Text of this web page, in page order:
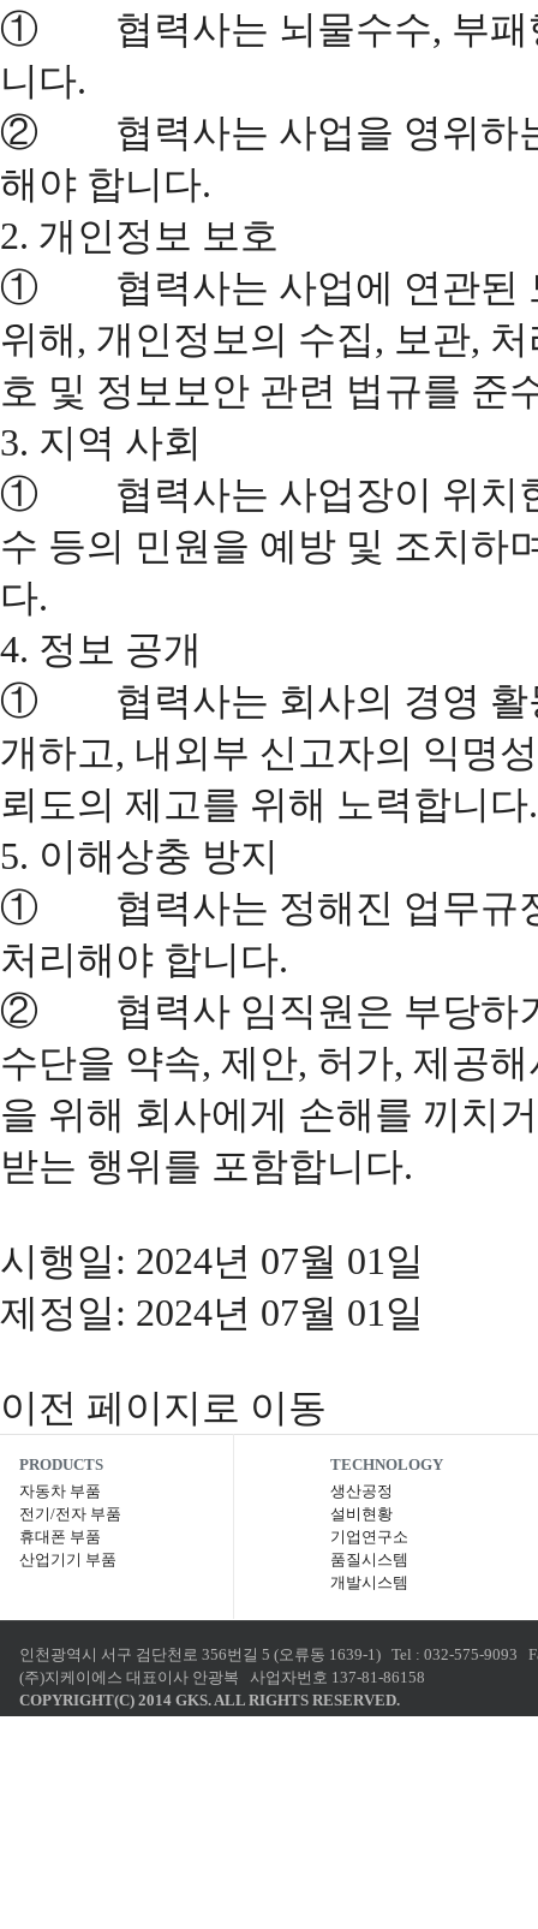
① 협력사는 뇌물수수, 부패
니다.
② 협력사는 사업을 영위하는
해야 합니다.
2. 개인정보 보호
① 협력사는 사업에 연관된
위해, 개인정보의 수집, 보관,
호 및 정보보안 관련 법규를 준
3. 지역 사회
① 협력사는 사업장이 위치한
수 등의 민원을 예방 및 조치하
다.
4. 정보 공개
① 협력사는 회사의 경영 활
개하고, 내외부 신고자의 익명
뢰도의 제고를 위해 노력합니다.
5. 이해상충 방지
① 협력사는 정해진 업무규정
처리해야 합니다.
② 협력사 임직원은 부당하거
수단을 약속, 제안, 허가, 제공
을 위해 회사에게 손해를 끼치
받는 행위를 포함합니다.
시행일: 2024년 07월 01일
제정일: 2024년 07월 01일
이전 페이지로 이동
PRODUCTS
자동차 부품
전기/전자 부품
휴대폰 부품
산업기기 부품
TECHNOLOGY
생산공정
설비현황
기업연구소
품질시스템
개발시스템
인천광역시 서구 검단천로 356번길 5 (오류동 1639-1) Tel : 032-575-9093
(주)지케이에스 대표이사 안광복 사업자번호 137-81-86158
COPYRIGHT(C) 2014 GKS. ALL RIGHTS RESERVED.